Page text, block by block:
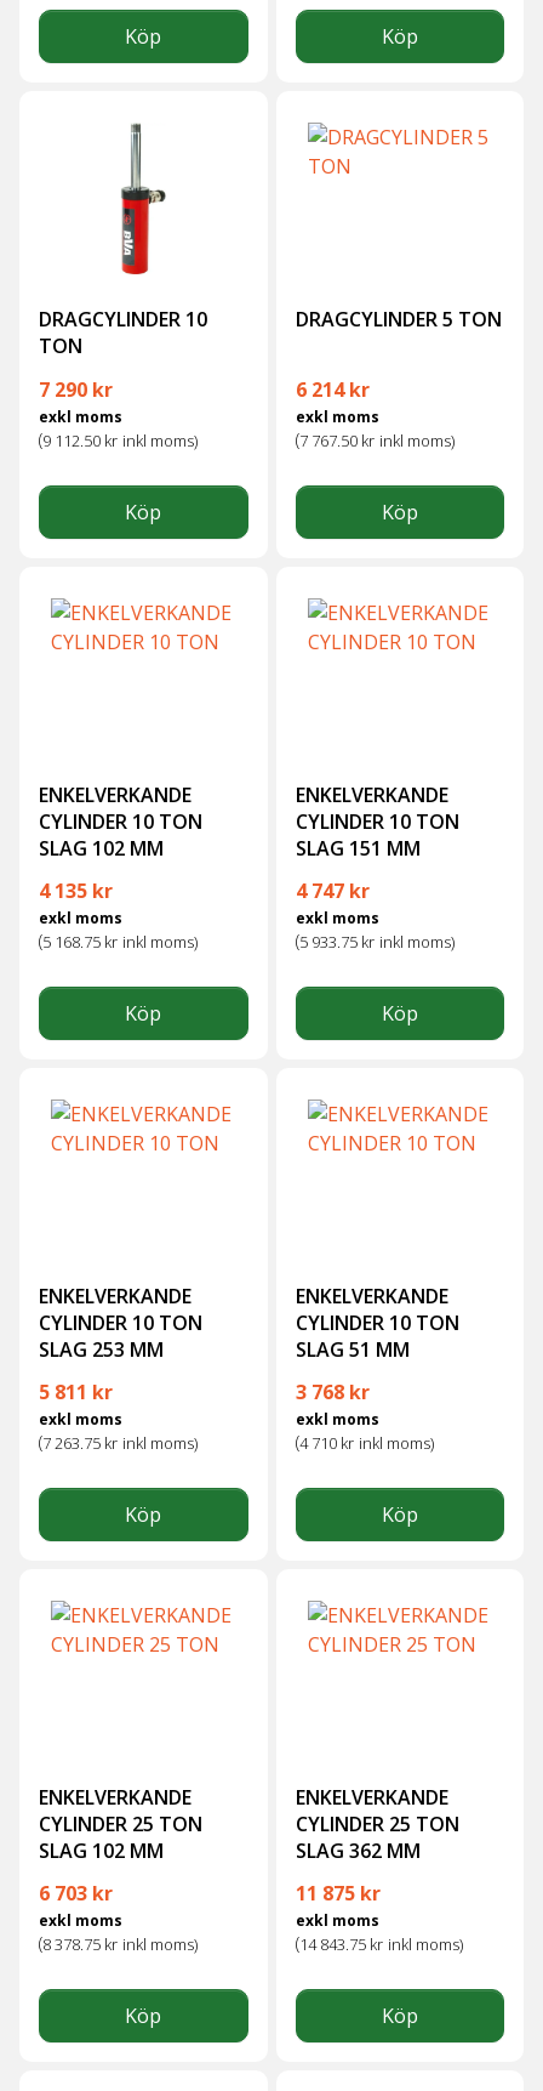
Köp Köp
DRAGCYLINDER 10
TON
7 290 kr
exkl moms
(9 112.50 kr inkl moms)
Köp
DRAGCYLINDER 5 TON
6 214kr
exkl moms
(7 767.50 kr inkl moms)
Köp
ENKELVERKANDE
CYLINDER 10 TON
SLAG 102 MM
4 135 kr
exkl moms
(5 168.75 kr inkl moms)
Köp
ENKELVERKANDE
CYLINDER 10 TON
SLAG 151 MM
4 747 kr
exkl moms
(5 933.75 kr inkl moms)
Köp
ENKELVERKANDE
CYLINDER 10 TON
SLAG 253 MM
5 811 kr
exkl moms
(7 263.75 kr inkl moms)
Köp
ENKELVERKANDE
CYLINDER 10 TON
SLAG 51 MM
3 768 kr
exkl moms
(4 710 kr inkl moms)
Köp
ENKELVERKANDE
CYLINDER 25 TON
SLAG 102 MM
6 703 kr
exkl moms
(8 378.75 kr inkl moms)
Köp
ENKELVERKANDE
CYLINDER 25 TON
SLAG 362 MM
11 875 kr
exkl moms
(14 843.75 kr inkl moms)
Köp